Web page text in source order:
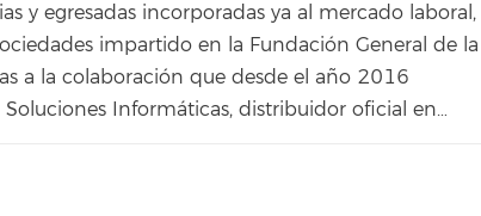
y egresadas incorporadas ya al mercado laboral,
impartido en la Fundación General de la
a la colaboración que desde el año 2016
Informáticas, distribuidor oficial en…